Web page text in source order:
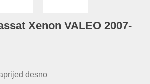
Xenon VALEO 2007-
desno